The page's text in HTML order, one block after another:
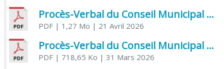
Procès-Verbal du Conseil Municipal du 21 avril 2026
PDF| 1,27 Mo | 21 Avril 2026
Procès-Verbal du Conseil Municipal du 31 mars 2026
PDF| 718,65 Ko | 31 Mars 2026